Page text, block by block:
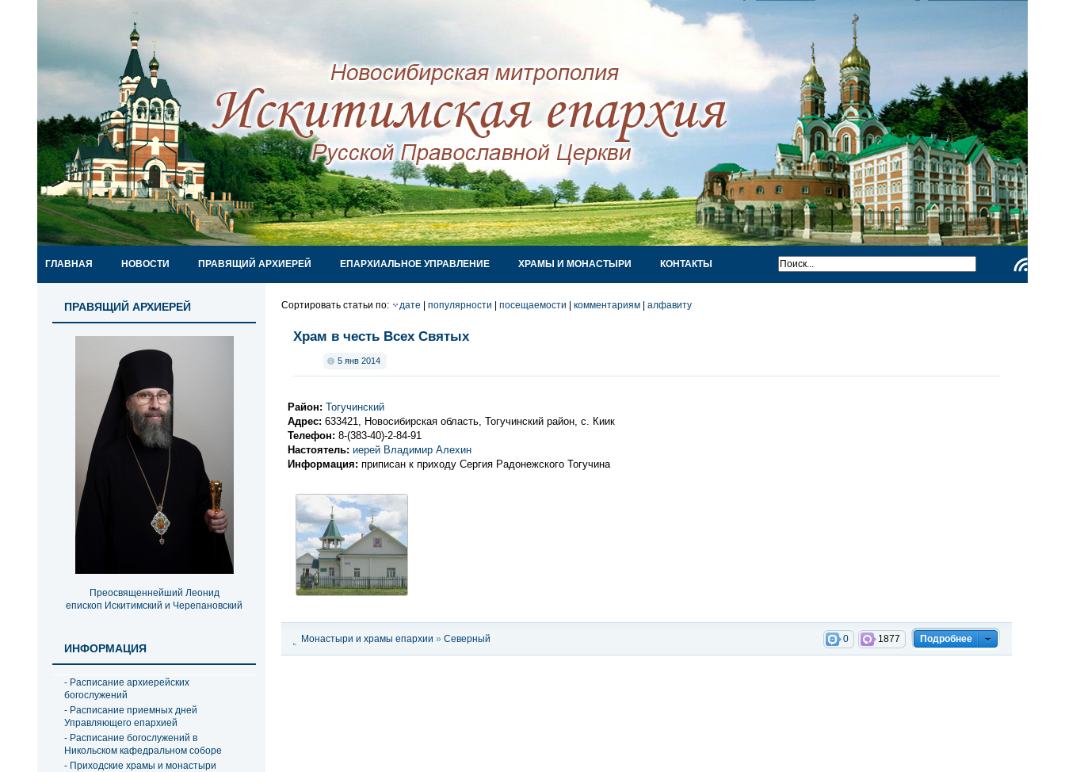
ГЛАВНАЯ НОВОСТИ ПРАВЯЩИЙ АРХИЕРЕЙ ЕПАРХИАЛЬНОЕ УПРАВЛЕНИЕ ХРАМЫ И МОНАСТЫРИ
КОНТАКТЫ
ПРАВЯЩИЙ АРХИЕРЕЙ
Преосвященнейший Леонид
епископ Искитимский и Черепановский
ИНФОРМАЦИЯ
- Расписание архиерейских
богослужений
- Расписание приемных дней
Управляющего епархией
- Расписание богослужений в
Никольском кафедральном соборе
- Приходские храмы и монастыри
Сортировать статьи по: дате популярности посещаемости комментариям алфавиту
Храм в честь Всех Святых
5 янв 2014
Район: Тогучинский
Адрес: 633421, Новосибирская область, Тогучинский район, с. Киик
Телефон: 8-(383-40)-2-84-91
Настоятель: иерей Владимир Алехин
Информация: приписан к приходу Сергия Радонежского Тогучина
Подробнее
1877
0
Монастыри и храмы епархии » Северный